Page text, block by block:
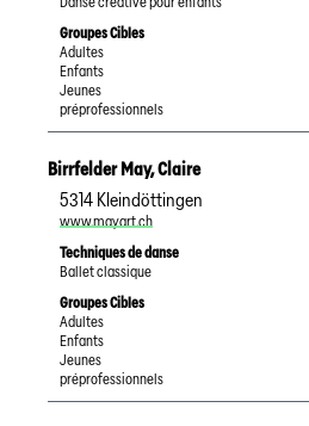
Groupes Cibles
Adultes
Enfants
Jeunes
préprofessionnels
Birrfelder May,Claire
5314 Kleindöttingen
www.mayart.ch
Techniques de danse
Ballet classique
Groupes Cibles
Adultes
Enfants
Jeunes
préprofessionnels